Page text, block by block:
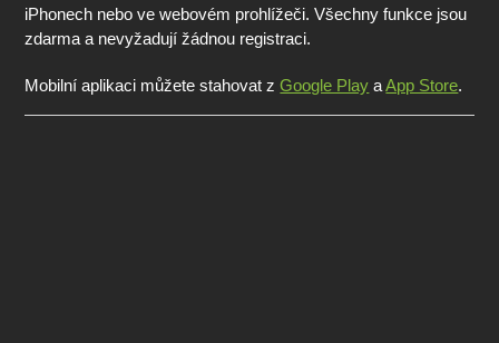
iPhonech nebo ve webovém prohlížeči. Všechny funkce jsou
zdarma a nevyžadují žádnou registraci.
Mobilní aplikaci můžete stahovat zGoogle Play aApp Store.